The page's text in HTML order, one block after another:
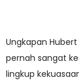
Ungkapan
pernah sangat
lingkup